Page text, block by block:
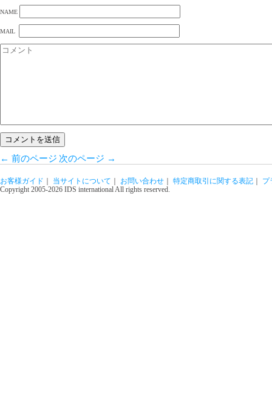
NAME
MAIL
← 前のページ 次のページ →
お客様ガイド ｜ 当サイトについて ｜ お問い合わせ ｜ 特定商取引に関する表記 ｜ プ
Copyright 2005-2026 IDS international All rights reserved.